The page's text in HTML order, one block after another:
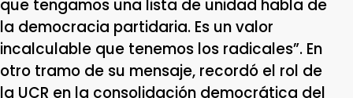
que tengamos una lista de unidad habla de
la democracia partidaria. Es un valor
incalculable que tenemos los radicales”. En
otro tramo de su mensaje, recordó el rol de
la UCR en la consolidación democrática del